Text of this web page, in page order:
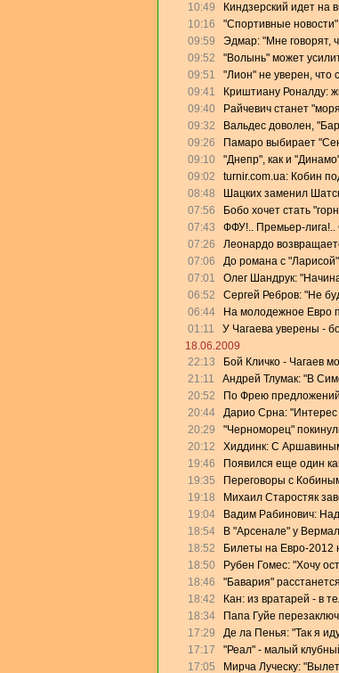
10:49
Киндзерский идет на
10:16
"Спортивные
09:59
Эдмар: "Мне говорят,
09:52
"Волынь" может
09:51
"Лион" не уверен, что
09:41
Криштиану Роналду:
09:40
Райчевич станет
09:32
Вальдес доволен,
09:26
Памаро выбирает
09:10
"Днепр", как и
09:02
turnir.com.ua: Кобин
08:48
Шацких заменил
07:56
Бобо хочет стать
07:43
ФФУ!.. Премьер-лига!..
07:26
Леонардо
07:06
До романа с
07:01
Олег Шандрук:
06:52
Сергей Ребров: "Не
06:44
На молодежное Евро
01:11
У Чагаева уверены -
18.06.2009
22:13
Бой Кличко - Чагаев
21:11
Андрей Тлумак: "В
20:52
По Фрею
20:44
Дарио Срна: "Интерес
20:29
"Черноморец"
20:12
Хиддинк: С
19:46
Появился еще один
19:35
Переговоры с
19:18
Михаил Старостяк
19:04
Вадим Рабинович:
18:54
В "Арсенале" у
18:52
Билеты на Евро-2012
18:50
Рубен Гомес: "Хочу
18:46
"Бавария"
18:42
Кан: из вратарей - в
18:34
Папа Гуйе
17:29
Де ла Пенья: "Так я
17:17
"Реал" - малый
17:05
Мирча Луческу: